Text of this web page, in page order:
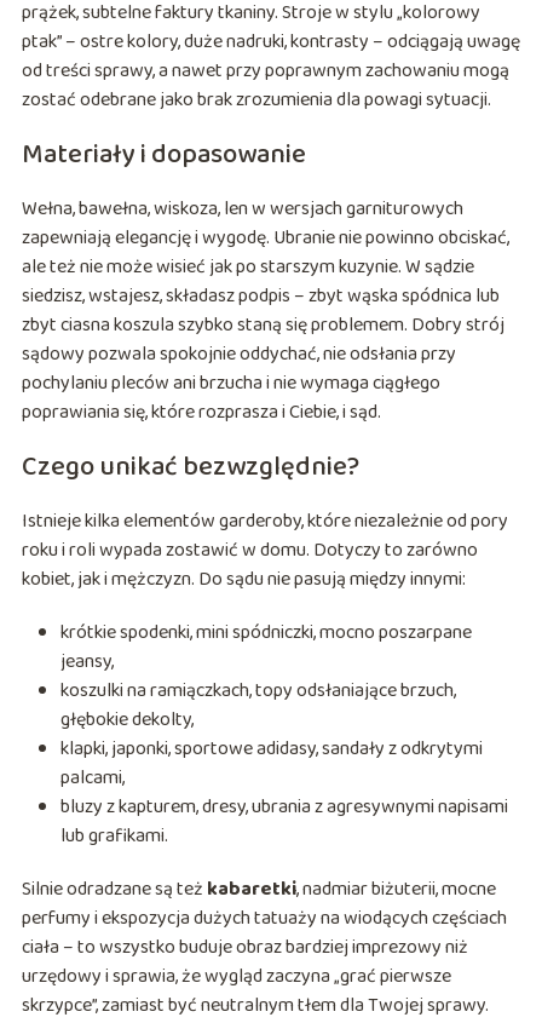
prążek, subtelne faktury tkaniny. Stroje w stylu „kolorowy
ptak” – ostre kolory, duże nadruki, kontrasty – odciągają uwagę
od treści sprawy, a nawet przy poprawnym zachowaniu mogą
zostać odebrane jako brak zrozumienia dla powagi sytuacji.
Materiały i dopasowanie
Wełna, bawełna, wiskoza, len w wersjach garniturowych
zapewniają elegancję i wygodę. Ubranie nie powinno obciskać,
ale też nie może wisieć jak po starszym kuzynie. W sądzie
siedzisz, wstajesz, składasz podpis – zbyt wąska spódnica lub
zbyt ciasna koszula szybko staną się problemem. Dobry strój
sądowy pozwala spokojnie oddychać, nie odsłania przy
pochylaniu pleców ani brzucha i nie wymaga ciągłego
poprawiania się, które rozprasza i Ciebie, i sąd.
Czego unikać bezwzględnie?
Istnieje kilka elementów garderoby, które niezależnie od pory
roku i roli wypada zostawić w domu. Dotyczy to zarówno
kobiet, jak i mężczyzn. Do sądu nie pasują między innymi:
krótkie spodenki, mini spódniczki, mocno poszarpane
jeansy,
koszulki na ramiączkach, topy odsłaniające brzuch,
głębokie dekolty,
klapki, japonki, sportowe adidasy, sandały z odkrytymi
palcami,
bluzy z kapturem, dresy, ubrania z agresywnymi napisami
lub grafikami.
Silnie odradzane są też kabaretki, nadmiar biżuterii, mocne
perfumy i ekspozycja dużych tatuaży na wiodących częściach
ciała – to wszystko buduje obraz bardziej imprezowy niż
urzędowy i sprawia, że wygląd zaczyna „grać pierwsze
skrzypce”, zamiast być neutralnym tłem dla Twojej sprawy.